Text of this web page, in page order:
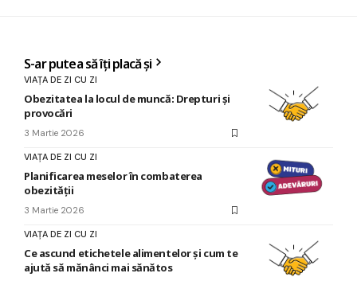
S-ar putea să îți placă și
VIAȚA DE ZI CU ZI
Obezitatea la locul de muncă: Drepturi și
provocări
3 Martie 2026
VIAȚA DE ZI CU ZI
Planificarea meselor în combaterea
obezității
3 Martie 2026
VIAȚA DE ZI CU ZI
Ce ascund etichetele alimentelor și cum te
ajută să mănânci mai sănătos